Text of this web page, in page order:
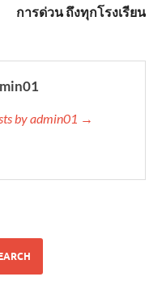
การด่วน ถึงทุกโรงเรียน
by admin01 →